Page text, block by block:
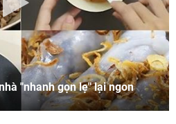
"nhanh gọn lẹ" lại ngon